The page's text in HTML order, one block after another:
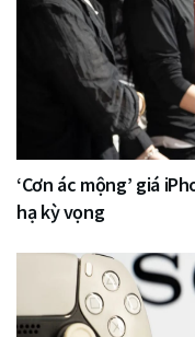
‘Cơn ác mộng’ giá
hạ kỳ vọng